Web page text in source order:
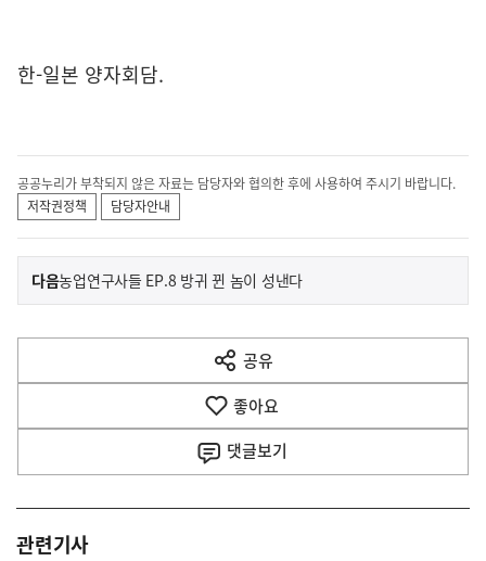
한-일본 양자회담.
공공누리가 부착되지 않은 자료는 담당자와 협의한 후에 사용하여 주시기 바랍니다.
저작권정책
담당자안내
이
전
다
음
다음기
사
농업연구사들 EP.8 방귀 뀐 놈이 성낸다
공유
열
기
좋아요
댓글보기
관련기사